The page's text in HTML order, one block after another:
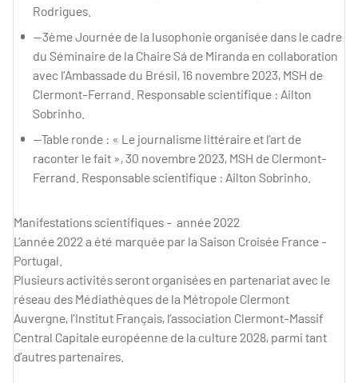
Rodrigues.
—3ème Journée de la lusophonie organisée dans le cadre
du Séminaire de la Chaire Sá de Miranda en collaboration
avec l’Ambassade du Brésil, 16 novembre 2023, MSH de
Clermont-Ferrand. Responsable scientifique : Ailton
Sobrinho.
—Table ronde : « Le journalisme littéraire et l’art de
raconter le fait », 30 novembre 2023, MSH de Clermont-
Ferrand. Responsable scientifique : Ailton Sobrinho.
Manifestations scientifiques - année 2022
L’année 2022 a été marquée par la Saison Croisée France -
Portugal.
Plusieurs activités seront organisées en partenariat avec le
réseau des Médiathèques de la Métropole Clermont
Auvergne, l’Institut Français, l’association Clermont-Massif
Central Capitale européenne de la culture 2028, parmi tant
d’autres partenaires.